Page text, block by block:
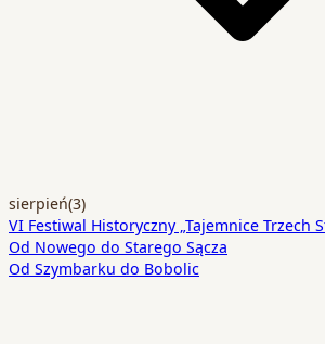
sierpień(3)
VI Festiwal Historyczny „Tajemnice Trzech
Od Nowego do Starego Sącza
Od Szymbarku do Bobolic